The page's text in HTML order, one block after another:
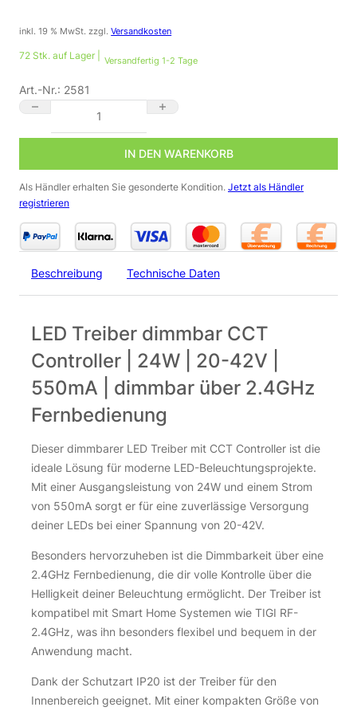
inkl. 19 % MwSt. zzgl.Versandkosten
72 Stk. auf Lager | Versandfertig 1-2 Tage
Art.-Nr.: 2581
LED Treiber dimmbar CCT Controller | 24W | 20-42V | 550mA |
IN DEN WARENKORB
Als Händler erhalten Sie gesonderte Kondition. Jetzt als Händler
registrieren
Beschreibung Technische Daten
LED Treiber dimmbar CCT
Controller | 24W | 20-42V |
550mA | dimmbar über 2.4GHz
Fernbedienung
Dieser dimmbarer LED Treiber mit CCT Controller ist die
ideale Lösung für moderne LED-Beleuchtungsprojekte.
Mit einer Ausgangsleistung von 24W und einem Strom
von 550mA sorgt er für eine zuverlässige Versorgung
deiner LEDs bei einer Spannung von 20-42V.
Besonders hervorzuheben ist die Dimmbarkeit über eine
2.4GHz Fernbedienung, die dir volle Kontrolle über die
Helligkeit deiner Beleuchtung ermöglicht. Der Treiber ist
kompatibel mit Smart Home Systemen wie TIGI RF-
2.4GHz, was ihn besonders flexibel und bequem in der
Anwendung macht.
Dank der Schutzart IP20 ist der Treiber für den
Innenbereich geeignet. Mit einer kompakten Größe von